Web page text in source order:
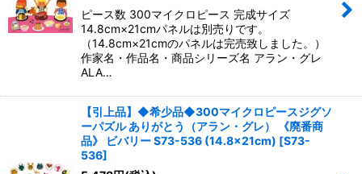
ピース数 300マイクロピース 完成サイズ
14.8cm×21cmパネルは別売りです。
（14.8cm×21cmのパネルは完売致しました。）
作家名・作品名・商品シリーズ名 アラン・グレ
ALA…
【引上品】◆希少品◆300マイクロピースジグソ
ーパズル ありがとう（アラン・グレ） 《廃番商
品》 ビバリー S73-536 (14.8×21cm) [S73-
536]